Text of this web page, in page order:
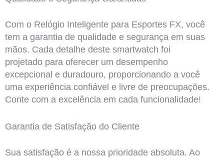
Com o Relógio Inteligente para Esportes FX, você
tem a garantia de qualidade e segurança em suas
mãos. Cada detalhe deste smartwatch foi
projetado para oferecer um desempenho
excepcional e duradouro, proporcionando a você
uma experiência confiável e livre de preocupações.
Conte com a excelência em cada funcionalidade!
Garantia de Satisfação do Cliente
Sua satisfação é a nossa prioridade absoluta. Ao